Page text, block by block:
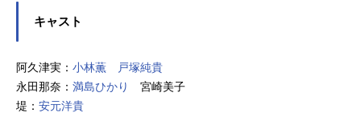
キャスト
阿久津実： 小林薫
戸塚純貴
永田那奈： 満島ひかり
宮崎美子
堤： 安元洋貴